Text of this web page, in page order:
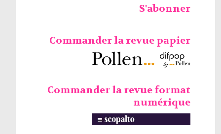
S'abonner
Commander la revue papier
Commander la revue format
numérique